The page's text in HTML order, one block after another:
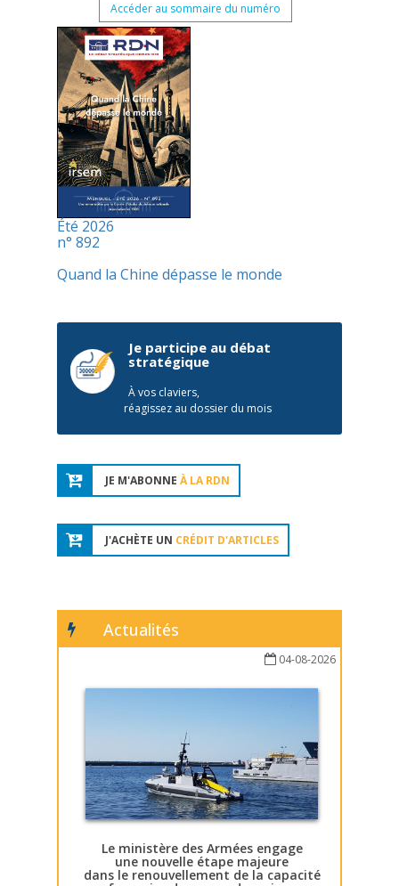
Accéder au sommaire du numéro
Été 2026
n° 892
Quand la Chine dépasse le monde
Je participe au débat
stratégique
À vos claviers,
réagissez au dossier du mois
JE M'ABONNE À LA RDN
J'ACHÈTE UN CRÉDIT D'ARTICLES
Actualités
04-08-2026
Le ministère des Armées engage
une nouvelle étape majeure
dans le renouvellement de la capacité